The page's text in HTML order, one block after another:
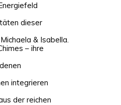
dieser
& Isabella.
– ihre
integrieren
der reichen